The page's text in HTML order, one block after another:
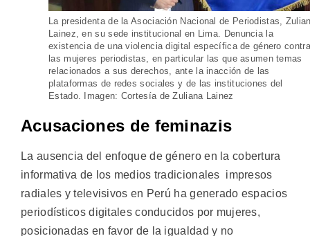
La presidenta de la Asociación Nacional de Periodistas,
Lainez, en su sede institucional en Lima. Denuncia la
existencia de una violencia digital específica de género contra
las mujeres periodistas, en particular las que asumen temas
relacionados a sus derechos, ante la inacción de las
plataformas de redes sociales y de las instituciones del
Estado. Imagen: Cortesía de Zuliana Lainez
Acusaciones de feminazis
La ausencia del enfoque de género en la cobertura
informativa de los medios tradicionales impresos
radiales y televisivos en Perú ha generado espacios
periodísticos digitales conducidos por mujeres,
posicionadas en favor de la igualdad y no